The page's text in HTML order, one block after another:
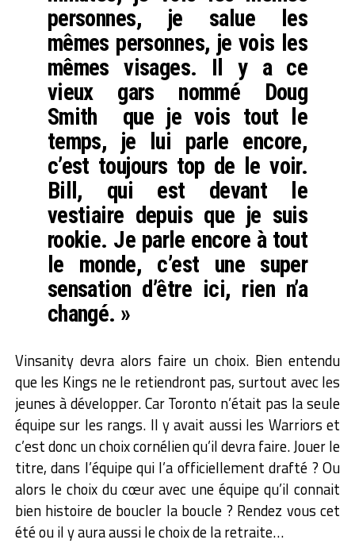
personnes, je salue les
mêmes personnes, je vois les
mêmes visages. Il y a ce
vieux gars nommé Doug
Smith que je vois tout le
temps, je lui parle encore,
c’est toujours top de le voir.
Bill, qui est devant le
vestiaire depuis que je suis
rookie. Je parle encore à tout
le monde, c’est une super
sensation d’être ici, rien n’a
changé. »
Vinsanity devra alors faire un choix. Bien entendu
que les Kings ne le retiendront pas, surtout avec les
jeunes à développer. Car Toronto n’était pas la seule
équipe sur les rangs. Il y avait aussi les Warriors et
c’est donc un choix cornélien qu’il devra faire. Jouer le
titre, dans l’équipe qui l’a officiellement drafté ? Ou
alors le choix du cœur avec une équipe qu’il connait
bien histoire de boucler la boucle ? Rendez vous cet
été ou il y aura aussi le choix de la retraite…